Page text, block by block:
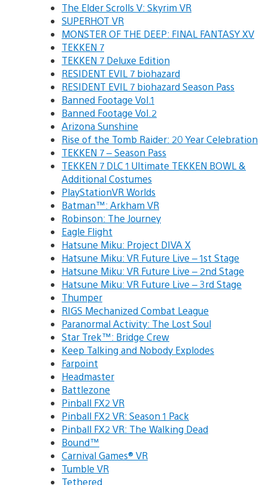
The Elder Scrolls V: Skyrim VR
SUPERHOT VR
MONSTER OF THE DEEP: FINAL FANTASY XV
TEKKEN 7
TEKKEN 7 Deluxe Edition
RESIDENT EVIL 7 biohazard
RESIDENT EVIL 7 biohazard Season Pass
Banned Footage Vol.1
Banned Footage Vol.2
Arizona Sunshine
Rise of the Tomb Raider: 20 Year Celebration
TEKKEN 7 – Season Pass
TEKKEN 7 DLC 1 Ultimate TEKKEN BOWL &
Additional Costumes
PlayStationVR Worlds
Batman™: Arkham VR
Robinson: The Journey
Eagle Flight
Hatsune Miku: Project DIVA X
Hatsune Miku: VR Future Live – 1st Stage
Hatsune Miku: VR Future Live – 2nd Stage
Hatsune Miku: VR Future Live – 3rd Stage
Thumper
RIGS Mechanized Combat League
Paranormal Activity: The Lost Soul
Star Trek™: Bridge Crew
Keep Talking and Nobody Explodes
Farpoint
Headmaster
Battlezone
Pinball FX2 VR
Pinball FX2 VR: Season 1 Pack
Pinball FX2 VR: The Walking Dead
Bound™
Carnival Games® VR
Tumble VR
Tethered